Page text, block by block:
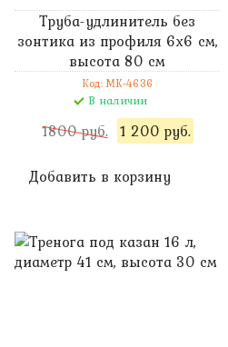
Труба-удлинитель без
зонтика из профиля 6х6 см,
высота 80 см
Код: MK-4636
В наличии
1800 руб. 1 200 руб.
Добавить в корзину